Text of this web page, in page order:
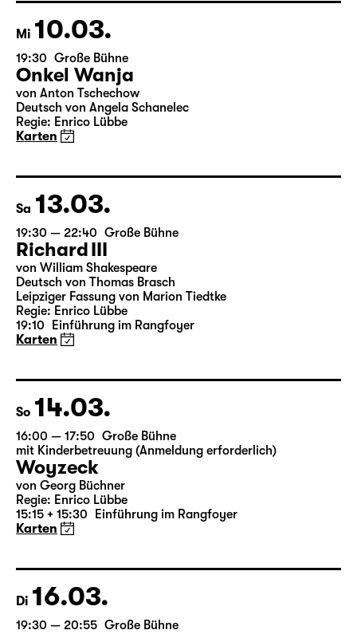
18:45 + 19:00 Einführung im Rangfoyer
Karten
Mi 10.03.
19:30 Große Bühne
Onkel Wanja
Regie: Enrico Lübbe
Karten
Sa 13.03.
19:30 — 22:40 Große Bühne
Richard III
von William Shakespeare
Deutsch von Thomas Brasch
19:10 Einführung im Rangfoyer
Karten
So 14.03.
16:00 — 17:50 Große Bühne
mit Kinderbetreuung (Anmeldung erforderlich)
Woyzeck
15:15 + 15:30 Einführung im Rangfoyer
Karten